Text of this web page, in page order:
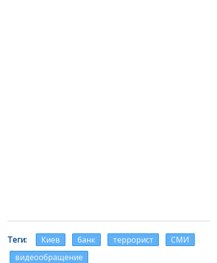
Теги Киев банк террорист
СМИ
видеообращение